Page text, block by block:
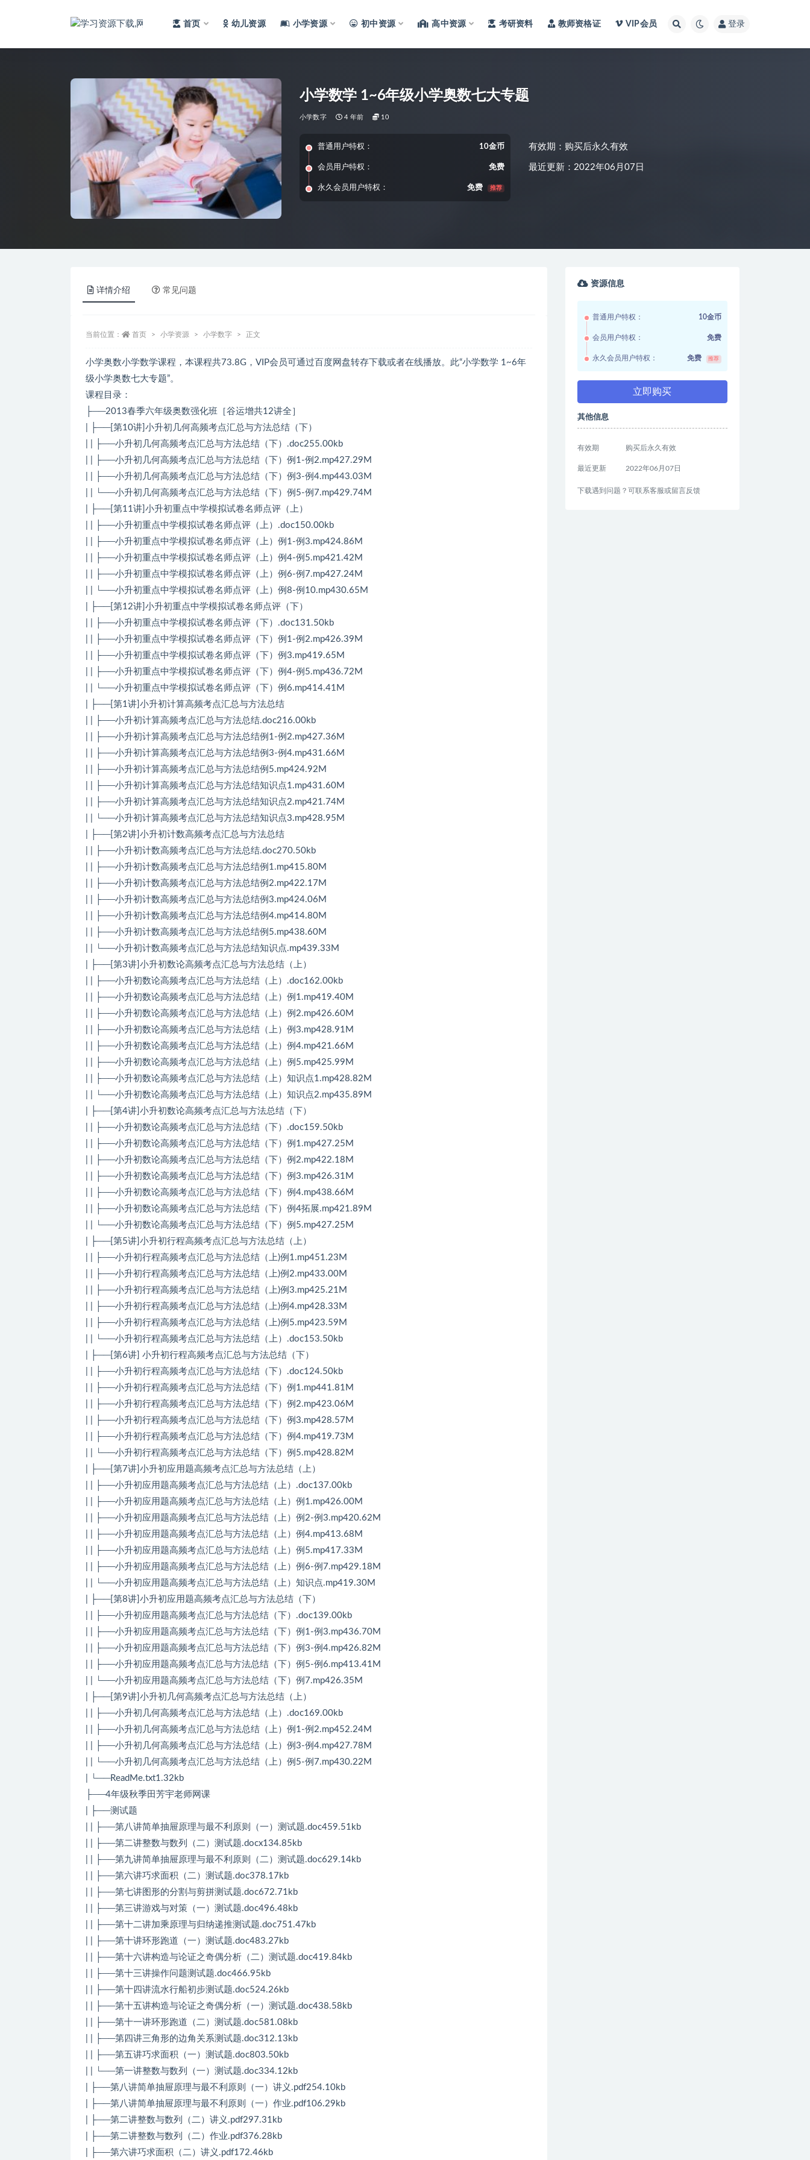
首页 幼儿资源 小学资源 初中资源 高中资源 考研资料 教师资格证 VIP会员 登录
小学数学 1~6年级小学奥数七大专题
小学数字 4 年前 10
普通用户特权： 10金币
会员用户特权： 免费
永久会员用户特权： 免费 推荐
有效期：购买后永久有效
最近更新：2022年06月07日
详情介绍 常见问题
当前位置： 首页 小学资源 小学数字 正文
小学奥数小学数学课程，本课程共73.8G，VIP会员可通过百度网盘转存下载或者在线播放。此“小学数学 1~6年
级小学奥数七大专题”。
课程目录：
├──2013春季六年级奥数强化班［谷运增共12讲全］
| ├──[第10讲]小升初几何高频考点汇总与方法总结（下）
| | ├──小升初几何高频考点汇总与方法总结（下）.doc255.00kb
| | ├──小升初几何高频考点汇总与方法总结（下）例1-例2.mp427.29M
| | ├──小升初几何高频考点汇总与方法总结（下）例3-例4.mp443.03M
| | └──小升初几何高频考点汇总与方法总结（下）例5-例7.mp429.74M
| ├──[第11讲]小升初重点中学模拟试卷名师点评（上）
| | ├──小升初重点中学模拟试卷名师点评（上）.doc150.00kb
| | ├──小升初重点中学模拟试卷名师点评（上）例1-例3.mp424.86M
| | ├──小升初重点中学模拟试卷名师点评（上）例4-例5.mp421.42M
| | ├──小升初重点中学模拟试卷名师点评（上）例6-例7.mp427.24M
| | └──小升初重点中学模拟试卷名师点评（上）例8-例10.mp430.65M
| ├──[第12讲]小升初重点中学模拟试卷名师点评（下）
| | ├──小升初重点中学模拟试卷名师点评（下）.doc131.50kb
| | ├──小升初重点中学模拟试卷名师点评（下）例1-例2.mp426.39M
| | ├──小升初重点中学模拟试卷名师点评（下）例3.mp419.65M
| | ├──小升初重点中学模拟试卷名师点评（下）例4-例5.mp436.72M
| | └──小升初重点中学模拟试卷名师点评（下）例6.mp414.41M
| ├──[第1讲]小升初计算高频考点汇总与方法总结
| | ├──小升初计算高频考点汇总与方法总结.doc216.00kb
| | ├──小升初计算高频考点汇总与方法总结例1-例2.mp427.36M
| | ├──小升初计算高频考点汇总与方法总结例3-例4.mp431.66M
| | ├──小升初计算高频考点汇总与方法总结例5.mp424.92M
| | ├──小升初计算高频考点汇总与方法总结知识点1.mp431.60M
| | ├──小升初计算高频考点汇总与方法总结知识点2.mp421.74M
| | └──小升初计算高频考点汇总与方法总结知识点3.mp428.95M
| ├──[第2讲]小升初计数高频考点汇总与方法总结
| | ├──小升初计数高频考点汇总与方法总结.doc270.50kb
| | ├──小升初计数高频考点汇总与方法总结例1.mp415.80M
| | ├──小升初计数高频考点汇总与方法总结例2.mp422.17M
| | ├──小升初计数高频考点汇总与方法总结例3.mp424.06M
| | ├──小升初计数高频考点汇总与方法总结例4.mp414.80M
| | ├──小升初计数高频考点汇总与方法总结例5.mp438.60M
| | └──小升初计数高频考点汇总与方法总结知识点.mp439.33M
| ├──[第3讲]小升初数论高频考点汇总与方法总结（上）
| | ├──小升初数论高频考点汇总与方法总结（上）.doc162.00kb
| | ├──小升初数论高频考点汇总与方法总结（上）例1.mp419.40M
| | ├──小升初数论高频考点汇总与方法总结（上）例2.mp426.60M
| | ├──小升初数论高频考点汇总与方法总结（上）例3.mp428.91M
| | ├──小升初数论高频考点汇总与方法总结（上）例4.mp421.66M
| | ├──小升初数论高频考点汇总与方法总结（上）例5.mp425.99M
| | ├──小升初数论高频考点汇总与方法总结（上）知识点1.mp428.82M
| | └──小升初数论高频考点汇总与方法总结（上）知识点2.mp435.89M
| ├──[第4讲]小升初数论高频考点汇总与方法总结（下）
| | ├──小升初数论高频考点汇总与方法总结（下）.doc159.50kb
| | ├──小升初数论高频考点汇总与方法总结（下）例1.mp427.25M
| | ├──小升初数论高频考点汇总与方法总结（下）例2.mp422.18M
| | ├──小升初数论高频考点汇总与方法总结（下）例3.mp426.31M
| | ├──小升初数论高频考点汇总与方法总结（下）例4.mp438.66M
| | ├──小升初数论高频考点汇总与方法总结（下）例4拓展.mp421.89M
| | └──小升初数论高频考点汇总与方法总结（下）例5.mp427.25M
| ├──[第5讲]小升初行程高频考点汇总与方法总结（上）
| | ├──小升初行程高频考点汇总与方法总结（上)例1.mp451.23M
| | ├──小升初行程高频考点汇总与方法总结（上)例2.mp433.00M
| | ├──小升初行程高频考点汇总与方法总结（上)例3.mp425.21M
| | ├──小升初行程高频考点汇总与方法总结（上)例4.mp428.33M
| | ├──小升初行程高频考点汇总与方法总结（上)例5.mp423.59M
| | └──小升初行程高频考点汇总与方法总结（上）.doc153.50kb
| ├──[第6讲] 小升初行程高频考点汇总与方法总结（下）
| | ├──小升初行程高频考点汇总与方法总结（下）.doc124.50kb
| | ├──小升初行程高频考点汇总与方法总结（下）例1.mp441.81M
| | ├──小升初行程高频考点汇总与方法总结（下）例2.mp423.06M
| | ├──小升初行程高频考点汇总与方法总结（下）例3.mp428.57M
| | ├──小升初行程高频考点汇总与方法总结（下）例4.mp419.73M
| | └──小升初行程高频考点汇总与方法总结（下）例5.mp428.82M
| ├──[第7讲]小升初应用题高频考点汇总与方法总结（上）
| | ├──小升初应用题高频考点汇总与方法总结（上）.doc137.00kb
| | ├──小升初应用题高频考点汇总与方法总结（上）例1.mp426.00M
| | ├──小升初应用题高频考点汇总与方法总结（上）例2-例3.mp420.62M
| | ├──小升初应用题高频考点汇总与方法总结（上）例4.mp413.68M
| | ├──小升初应用题高频考点汇总与方法总结（上）例5.mp417.33M
| | ├──小升初应用题高频考点汇总与方法总结（上）例6-例7.mp429.18M
| | └──小升初应用题高频考点汇总与方法总结（上）知识点.mp419.30M
| ├──[第8讲]小升初应用题高频考点汇总与方法总结（下）
| | ├──小升初应用题高频考点汇总与方法总结（下）.doc139.00kb
| | ├──小升初应用题高频考点汇总与方法总结（下）例1-例3.mp436.70M
| | ├──小升初应用题高频考点汇总与方法总结（下）例3-例4.mp426.82M
| | ├──小升初应用题高频考点汇总与方法总结（下）例5-例6.mp413.41M
| | └──小升初应用题高频考点汇总与方法总结（下）例7.mp426.35M
| ├──[第9讲]小升初几何高频考点汇总与方法总结（上）
| | ├──小升初几何高频考点汇总与方法总结（上）.doc169.00kb
| | ├──小升初几何高频考点汇总与方法总结（上）例1-例2.mp452.24M
| | ├──小升初几何高频考点汇总与方法总结（上）例3-例4.mp427.78M
| | └──小升初几何高频考点汇总与方法总结（上）例5-例7.mp430.22M
| └──ReadMe.txt1.32kb
├──4年级秋季田芳宇老师网课
| ├──测试题
| | ├──第八讲简单抽屉原理与最不利原则（一）测试题.doc459.51kb
| | ├──第二讲整数与数列（二）测试题.docx134.85kb
| | ├──第九讲简单抽屉原理与最不利原则（二）测试题.doc629.14kb
| | ├──第六讲巧求面积（二）测试题.doc378.17kb
| | ├──第七讲图形的分割与剪拼测试题.doc672.71kb
| | ├──第三讲游戏与对策（一）测试题.doc496.48kb
| | ├──第十二讲加乘原理与归纳递推测试题.doc751.47kb
| | ├──第十讲环形跑道（一）测试题.doc483.27kb
| | ├──第十六讲构造与论证之奇偶分析（二）测试题.doc419.84kb
| | ├──第十三讲操作问题测试题.doc466.95kb
| | ├──第十四讲流水行船初步测试题.doc524.26kb
| | ├──第十五讲构造与论证之奇偶分析（一）测试题.doc438.58kb
| | ├──第十一讲环形跑道（二）测试题.doc581.08kb
| | ├──第四讲三角形的边角关系测试题.doc312.13kb
| | ├──第五讲巧求面积（一）测试题.doc803.50kb
| | └──第一讲整数与数列（一）测试题.doc334.12kb
| ├──第八讲简单抽屉原理与最不利原则（一）讲义.pdf254.10kb
| ├──第八讲简单抽屉原理与最不利原则（一）作业.pdf106.29kb
| ├──第二讲整数与数列（二）讲义.pdf297.31kb
| ├──第二讲整数与数列（二）作业.pdf376.28kb
| ├──第六讲巧求面积（二）讲义.pdf172.46kb
资源信息
普通用户特权： 10金币
会员用户特权： 免费
永久会员用户特权： 免费 推荐
立即购买
其他信息
有效期 购买后永久有效
最近更新 2022年06月07日
下载遇到问题？可联系客服或留言反馈